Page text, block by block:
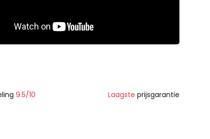
9.5/10 Laagste prijsgarantie